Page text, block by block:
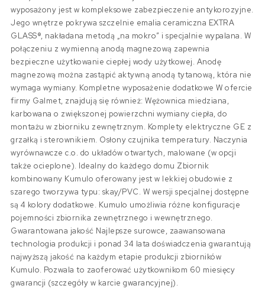
wyposażony jest w kompleksowe zabezpieczenie antykorozyjne.
Jego wnętrze pokrywa szczelnie emalia ceramiczna EXTRA
GLASS®, nakładana metodą „na mokro” i specjalnie wypalana. W
połączeniu z wymienną anodą magnezową zapewnia
bezpieczne użytkowanie ciepłej wody użytkowej. Anodę
magnezową można zastąpić aktywną anodą tytanową, która nie
wymaga wymiany. Kompletne wyposażenie dodatkowe W ofercie
firmy Galmet, znajdują się również: Wężownica miedziana,
karbowana o zwiększonej powierzchni wymiany ciepła, do
montażu w zbiorniku zewnętrznym. Komplety elektryczne GE z
grzałką i sterownikiem. Osłony czujnika temperatury. Naczynia
wyrównawcze c.o. do układów otwartych, malowane (w opcji
także ocieplone). Idealny do każdego domu Zbiornik
kombinowany Kumulo oferowany jest w lekkiej obudowie z
szarego tworzywa typu: skay/PVC. W wersji specjalnej dostępne
są 4 kolory dodatkowe. Kumulo umożliwia różne konfiguracje
pojemności zbiornika zewnętrznego i wewnętrznego.
Gwarantowana jakość Najlepsze surowce, zaawansowana
technologia produkcji i ponad 34 lata doświadczenia gwarantują
najwyższą jakość na każdym etapie produkcji zbiorników
Kumulo. Pozwala to zaoferować użytkownikom 60 miesięcy
gwarancji (szczegóły w karcie gwarancyjnej).